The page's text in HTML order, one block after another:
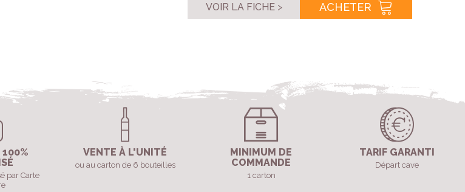
VOIR LA FICHE ACHETER
100%
par Carte
VENTE À L'UNITÉ
ou au carton de 6 bouteilles
MINIMUM DE
COMMANDE
1 carton
TARIF GARANTI
Départ cave